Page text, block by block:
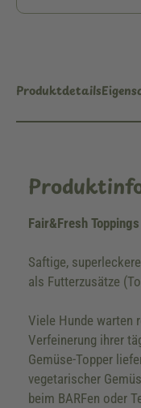
Produktdetails
Fair&Fresh Toppings
Saftige,
als Futterzusätze
Viele Hunde warten
Verfeinerung ihrer
Gemüse-Topper
vegetarischer
beim BARFen oder